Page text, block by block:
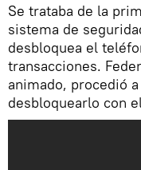
Se trataba de la
sistema de
desbloquea el
transacciones.
animado, procedió
desbloquearlo con